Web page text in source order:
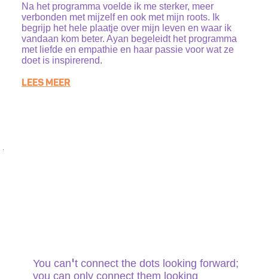
Na het programma voelde ik me sterker, meer
verbonden met mijzelf en ook met mijn roots. Ik
begrijp het hele plaatje over mijn leven en waar ik
vandaan kom beter. Ayan begeleidt het programma
met liefde en empathie en haar passie voor wat ze
doet is inspirerend.
LEES MEER
You can't connect the dots looking forward;
you can only connect them looking